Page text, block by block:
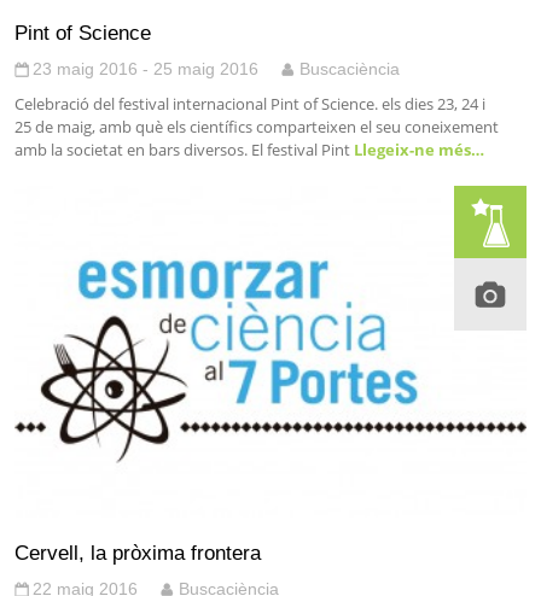
Pint of Science
23 maig 2016 - 25 maig 2016 Buscaciència
Celebració del festival internacional Pint of Science. els dies 23, 24 i
25 de maig, amb què els científics comparteixen el seu coneixement
amb la societat en bars diversos. El festival Pint Llegeix-ne més…
Cervell, la pròxima frontera
22 maig 2016 Buscaciència